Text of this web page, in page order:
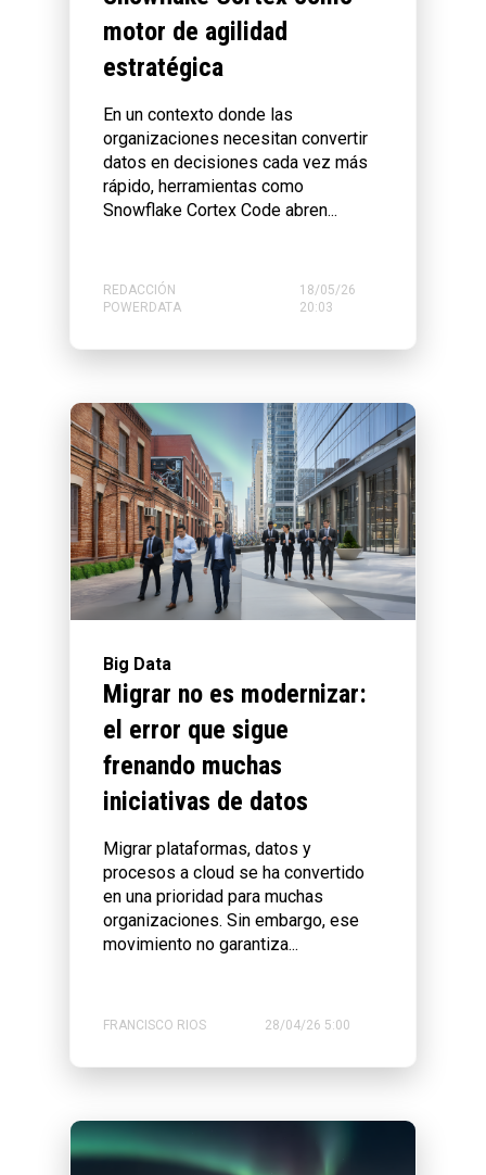
motor de agilidad
estratégica
En un contexto donde las
organizaciones necesitan convertir
datos en decisiones cada vez más
rápido, herramientas como
Snowflake Cortex Code abren...
REDACCIÓN
POWERDATA
18/05/26
20:03
Big Data
Migrar no es modernizar:
el error que sigue
frenando muchas
iniciativas de datos
Migrar plataformas, datos y
procesos a cloud se ha convertido
en una prioridad para muchas
organizaciones. Sin embargo, ese
movimiento no garantiza...
FRANCISCO RIOS 28/04/26 5:00